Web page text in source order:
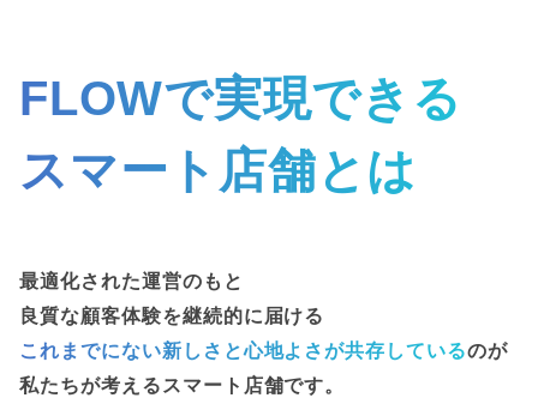
FLOWで実現できる
スマート店舗とは
最適化された運営のもと
良質な顧客体験を継続的に届ける
これまでにない新しさと心地よさが共存しているのが
私たちが考えるスマート店舗です。